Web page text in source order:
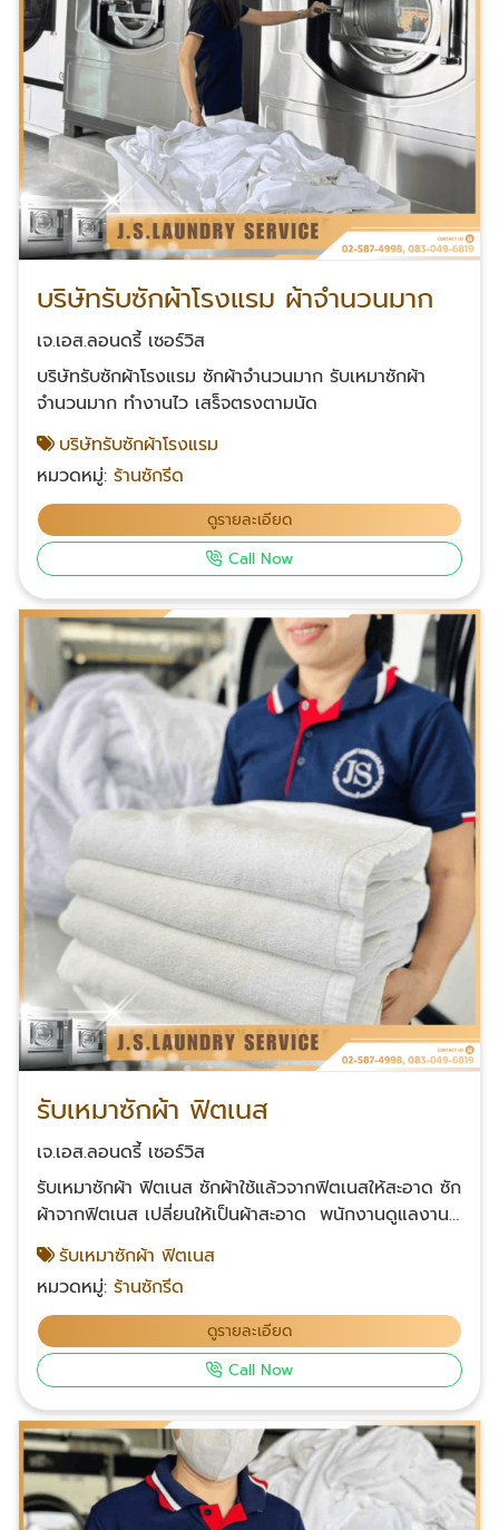
บริษัทรับซักผ้าโรงแรม ผ้าจำนวนมาก
เจ.เอส.ลอนดรี้ เซอร์วิส
บริษัทรับซักผ้าโรงแรม ซักผ้าจำนวนมาก รับเหมาซักผ้า
จำนวนมาก ทำงานไว เสร็จตรงตามนัด
บริษัทรับซักผ้าโรงแรม
หมวดหมู่:ร้านซักรีด
ดูรายละเอียด
Call Now
รับเหมาซักผ้า ฟิตเนส
เจ.เอส.ลอนดรี้ เซอร์วิส
รับเหมาซักผ้า ฟิตเนส ซักผ้าใช้แล้วจากฟิตเนสให้สะอาด ซัก
ผ้าจากฟิตเนส เปลี่ยนให้เป็นผ้าสะอาด พนักงานดูแลงาน
ซักมีความชำนาญ รับผิดชอบต่อหน้าที่ได้ดี ทำงานเสร็จ
ตรงเวลา ส่งผ้ามาซักได้รับตามที่คุยกัน มีเครื่องซักผ้า
ขนาดใหญ่ที่ใช้ในอุตสาหกรรมรองรับการวักผ้าให้กับฟิตเนส
และธุรกิจอื่นๆ ที่เพียงพอต่อผ้าที่ส่งมาซักอย่างแน่นอน ไม่
ว่าผ้าจะเยอะแค่ไหน ก็สามารถซักให้ได้แน่นอน ติดต่อเรา
โทร : 083-049-6819 Facebook คลิก
รับเหมาซักผ้า ฟิตเนส
หมวดหมู่:ร้านซักรีด
ดูรายละเอียด
Call Now